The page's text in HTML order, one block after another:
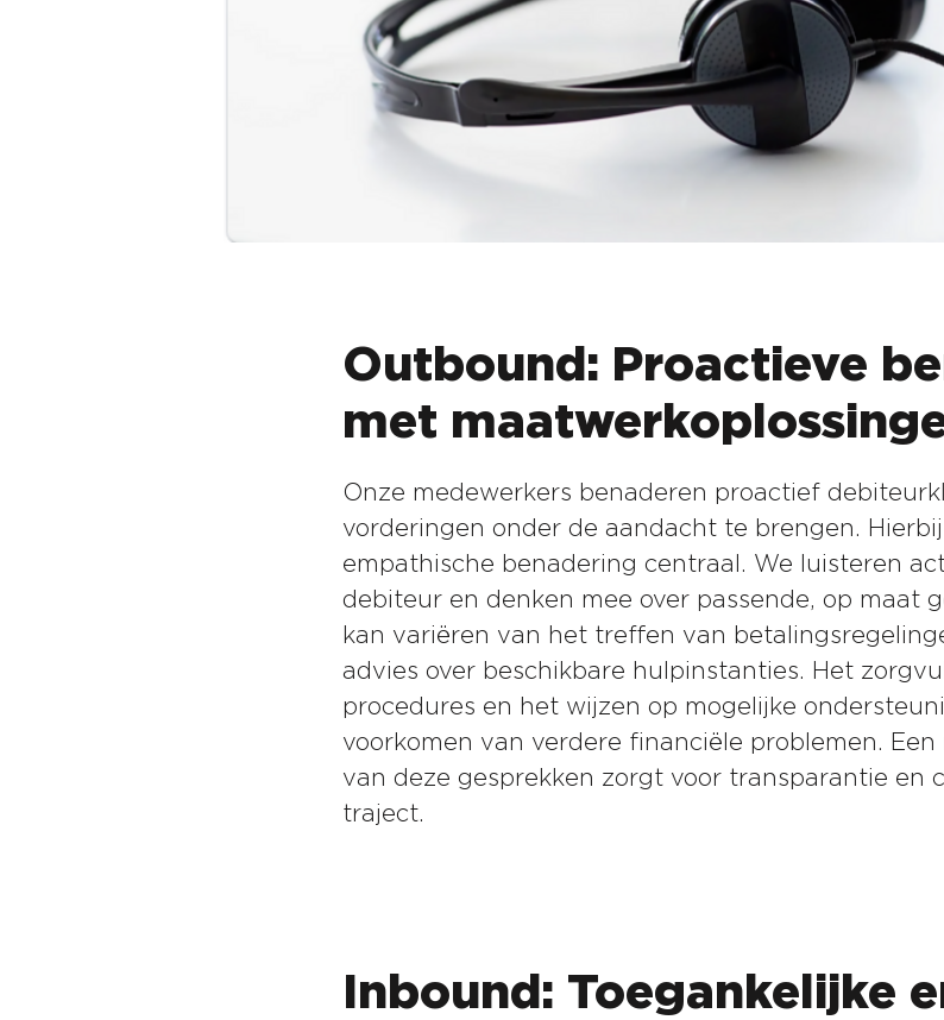
Outbound: Proactieve
met
Onze medewerkers benaderen proactief
vorderingen onder de aandacht te brengen.
empathische benadering centraal. We luisteren
debiteur en denken mee over passende, op maat
kan variëren van het treffen van
advies over beschikbare hulpinstanties. Het
procedures en het wijzen op mogelijke
voorkomen van verdere financiële problemen.
van deze gesprekken zorgt voor transparantie en
traject.
Inbound: Toegankelijke